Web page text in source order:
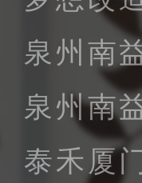
泉州南
泉州南
泰禾厦